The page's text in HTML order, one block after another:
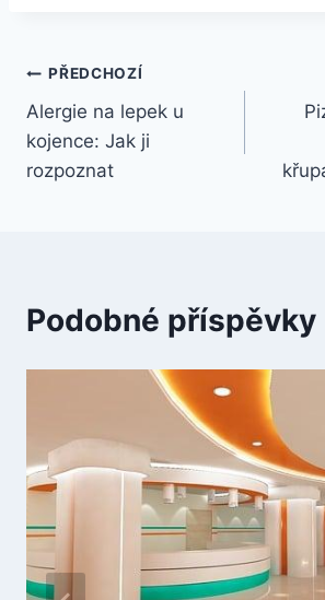
Navigace
pro
příspěvek
PŘEDCHOZÍ
Alergie na lepek u
kojence: Jak ji
rozpoznat
Podobné příspěvky